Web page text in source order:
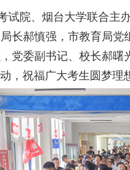
试院、烟台大学联合
长郝慎强，市教育局
党委副书记、校长郝
，祝福广大考生圆梦理